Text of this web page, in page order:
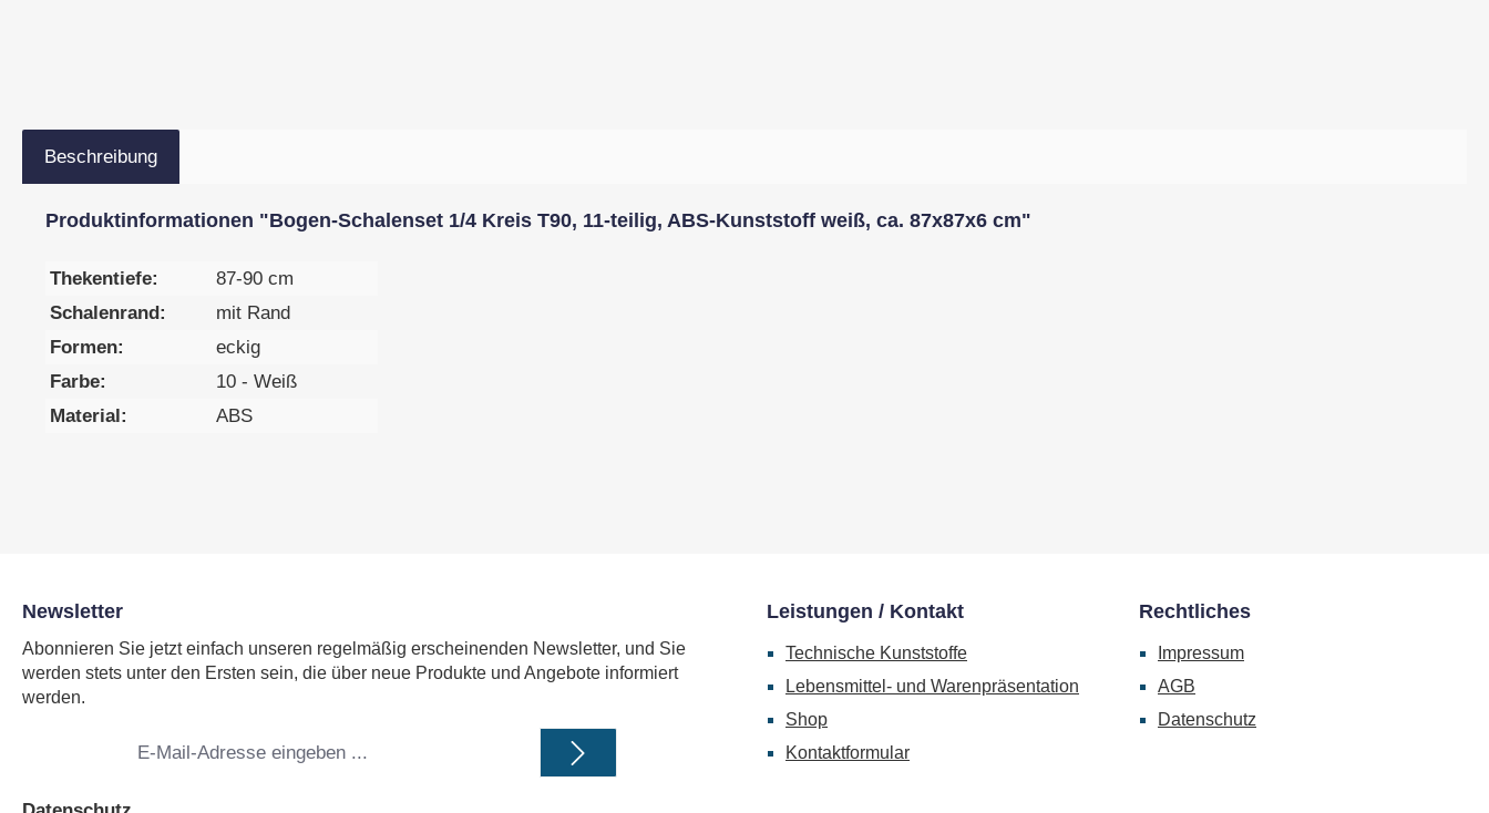
Beschreibung
Produktinformationen "Bogen-Schalenset 1/4 Kreis T90, 11-teilig, ABS-Kunststoff weiß, ca. 87x87x6 cm"
Thekentiefe:
87-90 cm
Schalenrand:
mit Rand
Formen:
eckig
Farbe:
10 - Weiß
Material:
ABS
Newsletter
Abonnieren Sie jetzt einfach unseren regelmäßig erscheinenden Newsletter, und Sie
werden stets unter den Ersten sein, die über neue Produkte und Angebote informiert
werden.
Mail-
Leistungen / Kontakt
Technische Kunststoffe
Lebensmittel- und Warenpräsentation
Shop
Kontaktformular
Rechtliches
Impressum
AGB
Datenschutz